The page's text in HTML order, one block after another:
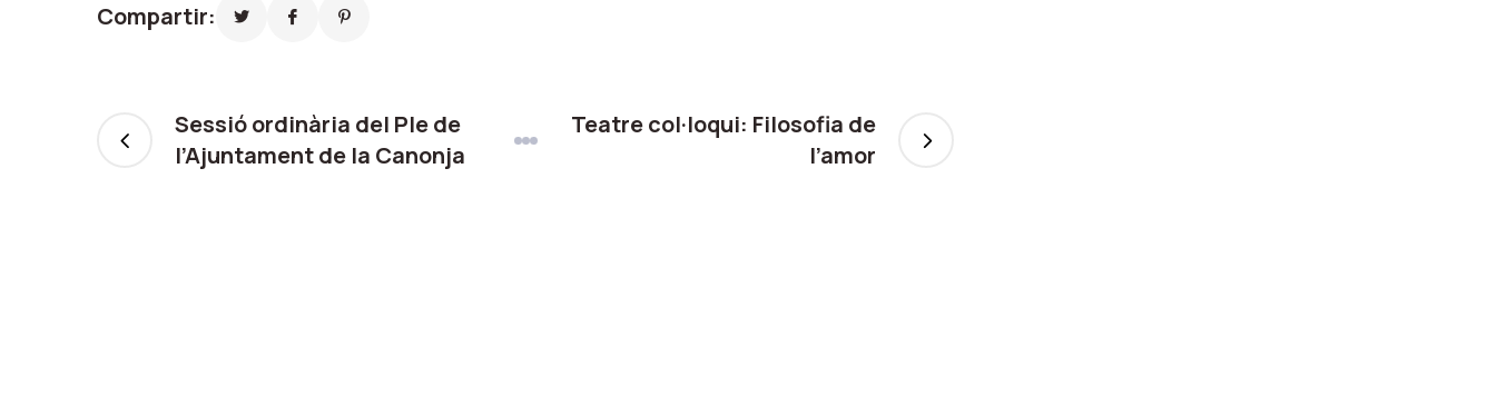
Compartir:
Sessió ordinària del Ple de
l’Ajuntament de la Canonja
Teatre col·loqui: Filosofia de
l’amor